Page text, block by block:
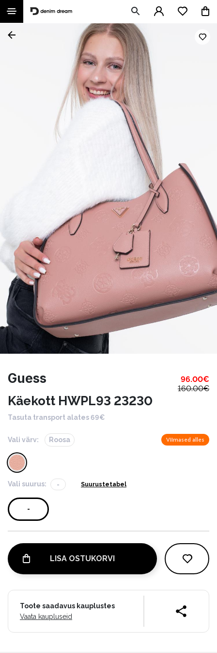
Guess 96.00€
160.00€
Käekott HWPL93 23230
Tasuta transport alates 69€
Vali värv: Roosa Viimased alles
Vali suurus: - Suurustetabel
-
LISA OSTUKORVI
Toote saadavus kauplustes
Vaata kaupluseid